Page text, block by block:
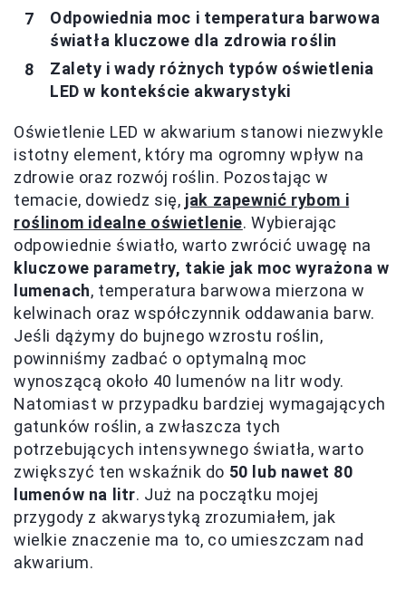
Odpowiednia moc i temperatura barwowa
światła kluczowe dla zdrowia roślin
Zalety i wady różnych typów oświetlenia
LED w kontekście akwarystyki
Oświetlenie LED w akwarium stanowi niezwykle
istotny element, który ma ogromny wpływ na
zdrowie oraz rozwój roślin. Pozostając w
temacie, dowiedz się, jak zapewnić rybom i
roślinom idealne oświetlenie. Wybierając
odpowiednie światło, warto zwrócić uwagę na
kluczowe parametry, takie jak moc wyrażona w
lumenach, temperatura barwowa mierzona w
kelwinach oraz współczynnik oddawania barw.
Jeśli dążymy do bujnego wzrostu roślin,
powinniśmy zadbać o optymalną moc
wynoszącą około 40 lumenów na litr wody.
Natomiast w przypadku bardziej wymagających
gatunków roślin, a zwłaszcza tych
potrzebujących intensywnego światła, warto
zwiększyć ten wskaźnik do 50 lub nawet 80
lumenów na litr. Już na początku mojej
przygody z akwarystyką zrozumiałem, jak
wielkie znaczenie ma to, co umieszczam nad
akwarium.